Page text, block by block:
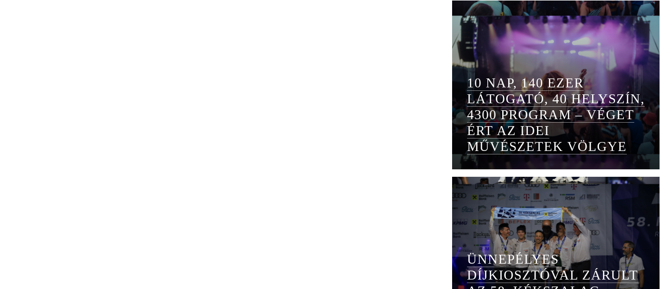
10 NAP, 140 EZER
LÁTOGATÓ, 40 HELYSZÍN,
4300 PROGRAM – VÉGET
ÉRT AZ IDEI
MŰVÉSZETEK VÖLGYE
ÜNNEPÉLYES
DÍJKIOSZTÓVAL ZÁRULT